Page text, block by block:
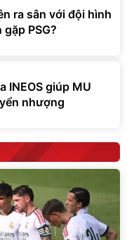
ra sân với đội hình
PSG?
INEOS giúp MU
nhượng